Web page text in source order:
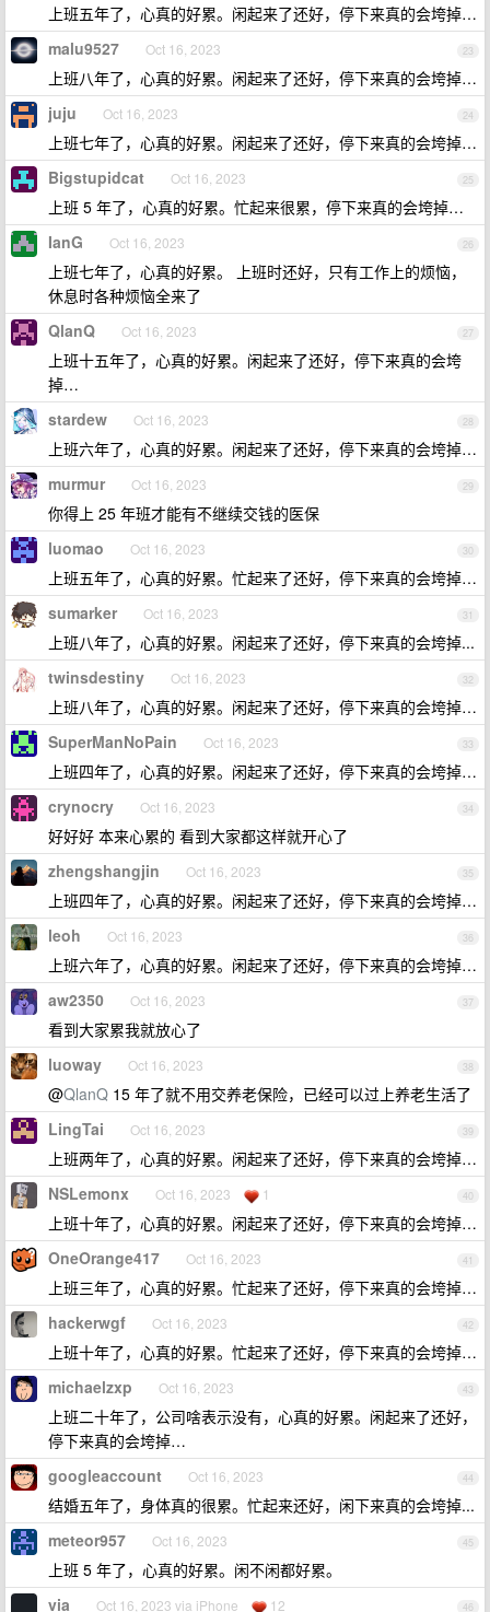
上班五年了，心真的好累。闲起来了还好，停下来真的会垮掉…
23
malu9527 Oct 16, 2023
上班八年了，心真的好累。闲起来了还好，停下来真的会垮掉…
24
juju Oct 16, 2023
上班七年了，心真的好累。闲起来了还好，停下来真的会垮掉…
25
Bigstupidcat Oct 16, 2023
上班 5 年了，心真的好累。忙起来很累，停下来真的会垮掉…
26
IanG Oct 16, 2023
上班七年了，心真的好累。 上班时还好，只有工作上的烦恼，
休息时各种烦恼全来了
27
QlanQ Oct 16, 2023
上班十五年了，心真的好累。闲起来了还好，停下来真的会垮
掉…
28
stardew Oct 16, 2023
上班六年了，心真的好累。闲起来了还好，停下来真的会垮掉…
29
murmur Oct 16, 2023
你得上 25 年班才能有不继续交钱的医保
30
luomao Oct 16, 2023
上班五年了，心真的好累。忙起来了还好，停下来真的会垮掉…
31
sumarker Oct 16, 2023
上班八年了，心真的好累。闲起来了还好，停下来真的会垮掉...
32
twinsdestiny Oct 16, 2023
上班八年了，心真的好累。闲起来了还好，停下来真的会垮掉…
33
SuperManNoPain Oct 16, 2023
上班四年了，心真的好累。闲起来了还好，停下来真的会垮掉…
34
crynocry Oct 16, 2023
好好好 本来心累的 看到大家都这样就开心了
35
zhengshangjin Oct 16, 2023
上班四年了，心真的好累。闲起来了还好，停下来真的会垮掉…
36
leoh Oct 16, 2023
上班六年了，心真的好累。闲起来了还好，停下来真的会垮掉…
37
aw2350 Oct 16, 2023
看到大家累我就放心了
38
luoway Oct 16, 2023
@QlanQ 15 年了就不用交养老保险，已经可以过上养老生活了
39
LingTai Oct 16, 2023
上班两年了，心真的好累。闲起来了还好，停下来真的会垮掉…
40
NSLemonx Oct 16, 2023 1
上班十年了，心真的好累。闲起来了还好，停下来真的会垮掉…
41
OneOrange417 Oct 16, 2023
上班三年了，心真的好累。忙起来了还好，停下来真的会垮掉…
42
hackerwgf Oct 16, 2023
上班十年了，心真的好累。忙起来了还好，停下来真的会垮掉…
43
michaelzxp Oct 16, 2023
上班二十年了，公司啥表示没有，心真的好累。闲起来了还好，
停下来真的会垮掉…
44
googleaccount Oct 16, 2023
结婚五年了，身体真的很累。忙起来还好，闲下来真的会垮掉...
45
meteor957 Oct 16, 2023
上班 5 年了，心真的好累。闲不闲都好累。
46
via Oct 16, 2023 via iPhone 12